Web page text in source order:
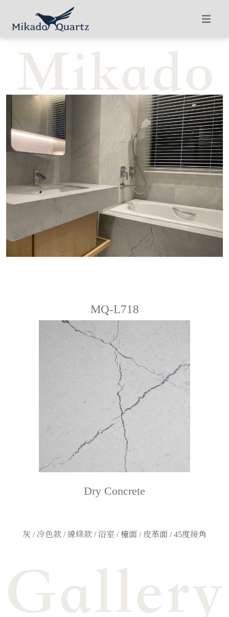
MQ-L718
Dry Concrete
灰 / 冷色款 / 線條款 / 浴室 / 檯面 / 皮革面 / 45度接角